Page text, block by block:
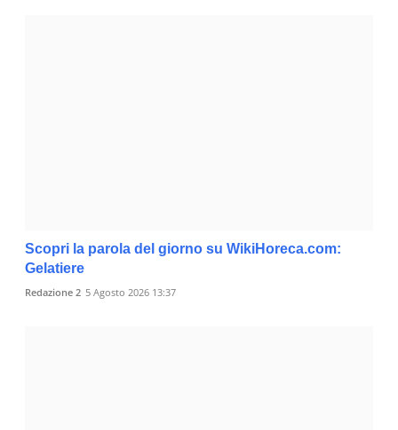
Scopri la parola del giorno su WikiHoreca.com:
Gelatiere
Redazione 2 5 Agosto 2026 13:37